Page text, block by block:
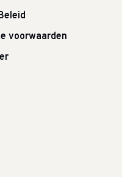
voorwaarden